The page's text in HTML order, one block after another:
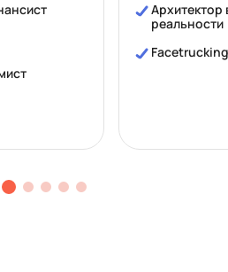
Архитектор
реальности